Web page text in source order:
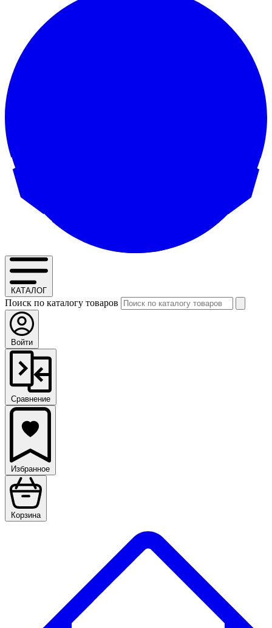
КАТАЛОГ
Поиск по каталогу товаров
Войти
Сравнение
Избранное
Корзина